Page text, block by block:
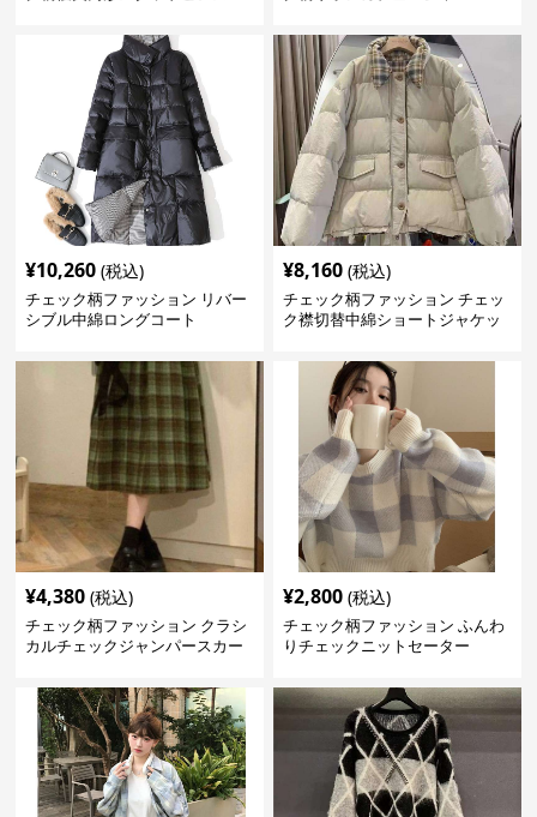
¥10,260 (税込)
チェック柄ファッション リバー
シブル中綿ロングコート
¥8,160 (税込)
チェック柄ファッション チェッ
ク襟切替中綿ショートジャケッ
¥4,380 (税込)
チェック柄ファッション クラシ
カルチェックジャンパースカー
¥2,800 (税込)
チェック柄ファッション ふんわ
りチェックニットセーター